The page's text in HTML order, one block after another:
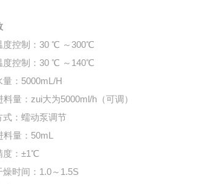
控制：30℃ ～300℃
控制：30℃ ～ 140℃
： 5000mL/H
量：zui大为5000ml/h （可调）
：蠕动泵调节
量： 50mL
：±1℃
时间： 1.0～ 1.5S